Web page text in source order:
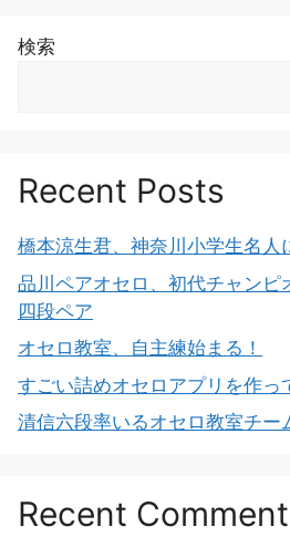
検索
Recent Posts
橋本涼生君、神奈川小学生名人
品川ペアオセロ、初代チャンピ
四段ペア
オセロ教室、自主練始まる！
すごい詰めオセロアプリを作っ
清信六段率いるオセロ教室チー
Recent